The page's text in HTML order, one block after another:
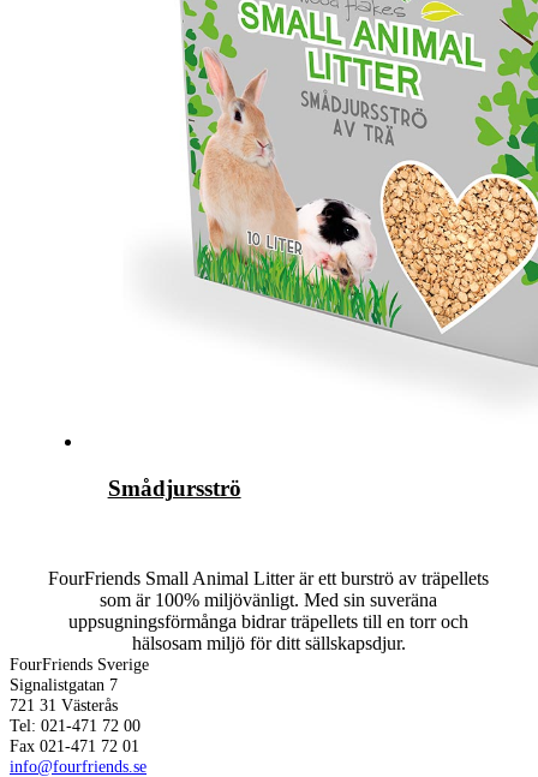
Smådjursströ
FourFriends Small Animal Litter är ett burströ av träpellets
som är 100% miljövänligt. Med sin suveräna
uppsugningsförmånga bidrar träpellets till en torr och
hälsosam miljö för ditt sällskapsdjur.
FourFriends Sverige
Signalistgatan 7
721 31 Västerås
Tel: 021-471 72 00
Fax 021-471 72 01
info@fourfriends.se